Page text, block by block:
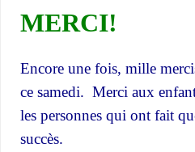
MERCI!
Encore une fois, mille
ce samedi. Merci aux
les personnes qui ont fait
succès.